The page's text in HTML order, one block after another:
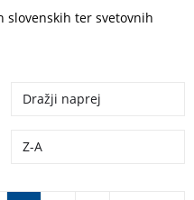
slovenskih ter svetovnih
Dražji naprej
Z-A